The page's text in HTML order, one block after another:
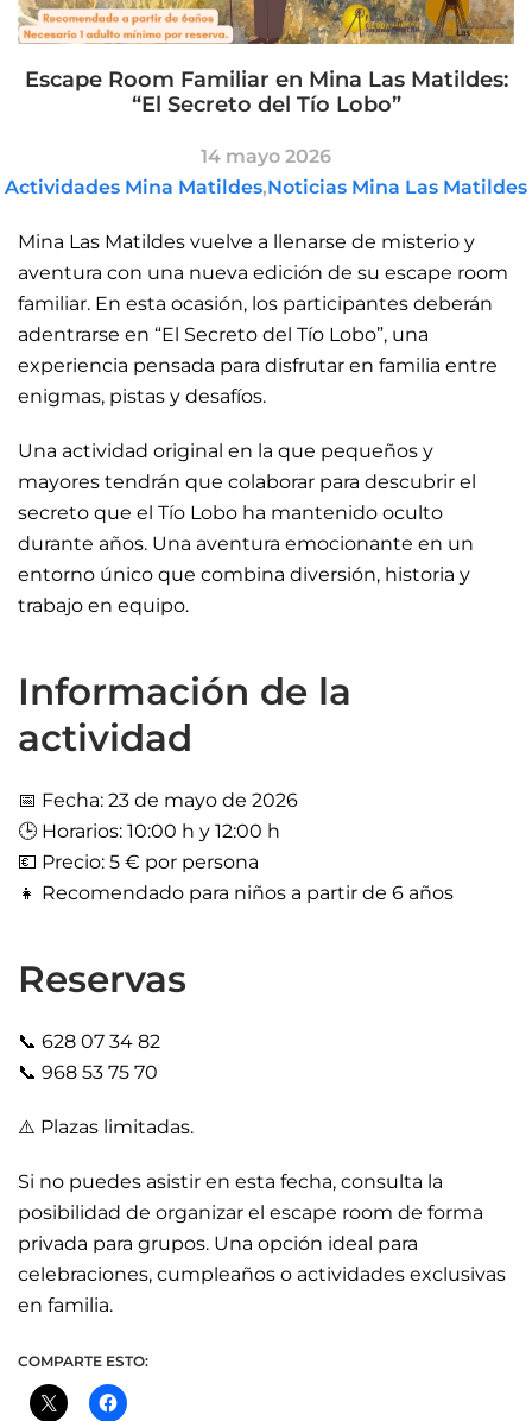
Escape Room Familiar en Mina Las Matildes:
“El Secreto del Tío Lobo”
14 mayo 2026
Actividades Mina Matildes,Noticias Mina Las Matildes
Mina Las Matildes vuelve a llenarse de misterio y
aventura con una nueva edición de su escape room
familiar. En esta ocasión, los participantes deberán
adentrarse en “El Secreto del Tío Lobo”, una
experiencia pensada para disfrutar en familia entre
enigmas, pistas y desafíos.
Una actividad original en la que pequeños y
mayores tendrán que colaborar para descubrir el
secreto que el Tío Lobo ha mantenido oculto
durante años. Una aventura emocionante en un
entorno único que combina diversión, historia y
trabajo en equipo.
Información de la
actividad
📅 Fecha: 23 de mayo de 2026
🕒 Horarios: 10:00 h y 12:00 h
💶 Precio: 5 € por persona
👧 Recomendado para niños a partir de 6 años
Reservas
📞 628 07 34 82
📞 968 53 75 70
⚠️ Plazas limitadas.
Si no puedes asistir en esta fecha, consulta la
posibilidad de organizar el escape room de forma
privada para grupos. Una opción ideal para
celebraciones, cumpleaños o actividades exclusivas
en familia.
COMPARTE ESTO: